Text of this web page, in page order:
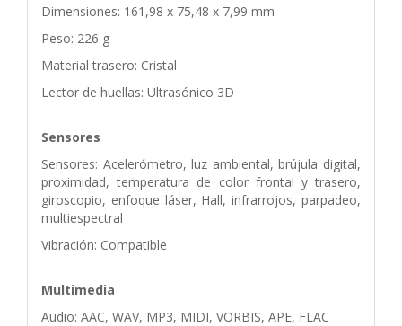
Dimensiones: 161,98 x 75,48 x 7,99 mm
Peso: 226 g
Material trasero: Cristal
Lector de huellas: Ultrasónico 3D
Sensores
Sensores: Acelerómetro, luz ambiental, brújula digital,
proximidad, temperatura de color frontal y trasero,
giroscopio, enfoque láser, Hall, infrarrojos, parpadeo,
multiespectral
Vibración: Compatible
Multimedia
Audio: AAC, WAV, MP3, MIDI, VORBIS, APE, FLAC